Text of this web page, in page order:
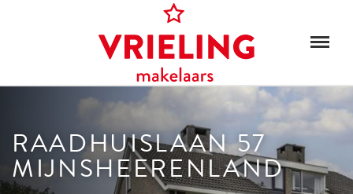
RAADHUISLAAN 57
MIJNSHEERENLAND